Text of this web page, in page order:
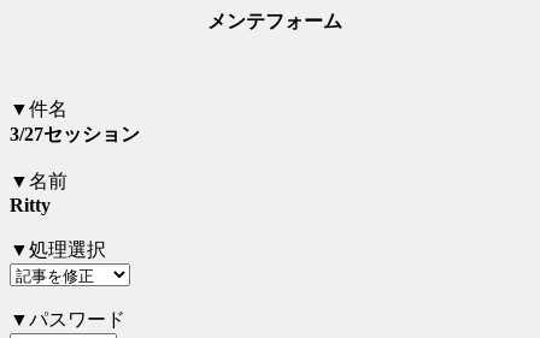
メンテフォーム
▼件名
3/27セッション
▼名前
Ritty
▼処理選択
▼パスワード